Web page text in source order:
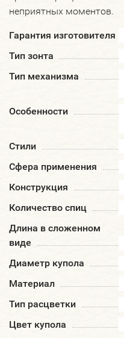
неприятных моментов.
Гарантия изготовителя
Тип зонта
Тип механизма
Особенности
Стили
Сфера применения
Конструкция
Количество спиц
Длина в сложенном
виде
Диаметр купола
Материал
Тип расцветки
Цвет купола